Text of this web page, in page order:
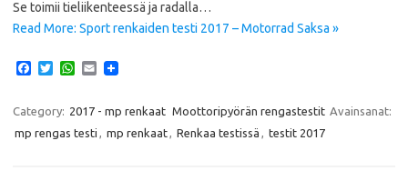
Se toimii tieliikenteessä ja radalla…
Read More: Sport renkaiden testi 2017 – Motorrad Saksa »
e
o
T
t
e
W
t
s
A
E
i
Category: 2017 - mp renkaat Moottoripyörän rengastestit Avainsanat:
mp rengas testi , mp renkaat, Renkaa testissä , testit 2017